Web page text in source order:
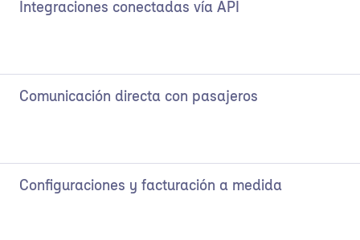
Integraciones conectadas vía API
Comunicación directa con pasajeros
Configuraciones y facturación a medida